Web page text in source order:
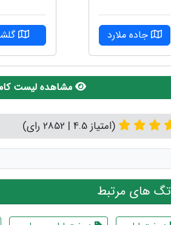
جاده ملارد
مشاهده لیست
(امتیاز 4.5 | 2852 رای)
تگ های مرتبط